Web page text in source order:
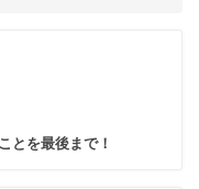
とを最後まで！